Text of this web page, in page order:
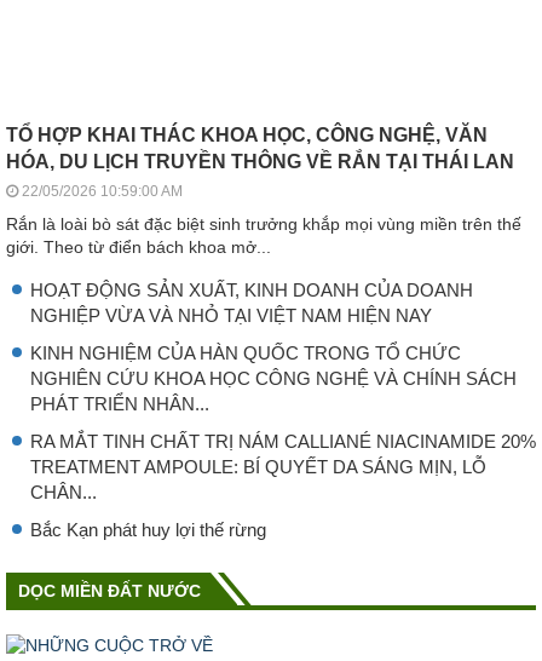
TỔ HỢP KHAI THÁC KHOA HỌC, CÔNG NGHỆ, VĂN
HÓA, DU LỊCH TRUYỀN THÔNG VỀ RẮN TẠI THÁI LAN
22/05/2026 10:59:00 AM
Rắn là loài bò sát đặc biệt sinh trưởng khắp mọi vùng miền trên thế
giới. Theo từ điển bách khoa mở...
HOẠT ĐỘNG SẢN XUẤT, KINH DOANH CỦA DOANH
NGHIỆP VỪA VÀ NHỎ TẠI VIỆT NAM HIỆN NAY
KINH NGHIỆM CỦA HÀN QUỐC TRONG TỔ CHỨC
NGHIÊN CỨU KHOA HỌC CÔNG NGHỆ VÀ CHÍNH SÁCH
PHÁT TRIỂN NHÂN...
RA MẮT TINH CHẤT TRỊ NÁM CALLIANÉ NIACINAMIDE 20%
TREATMENT AMPOULE: BÍ QUYẾT DA SÁNG MỊN, LỖ
CHÂN...
Bắc Kạn phát huy lợi thế rừng
DỌC MIỀN ĐẤT NƯỚC